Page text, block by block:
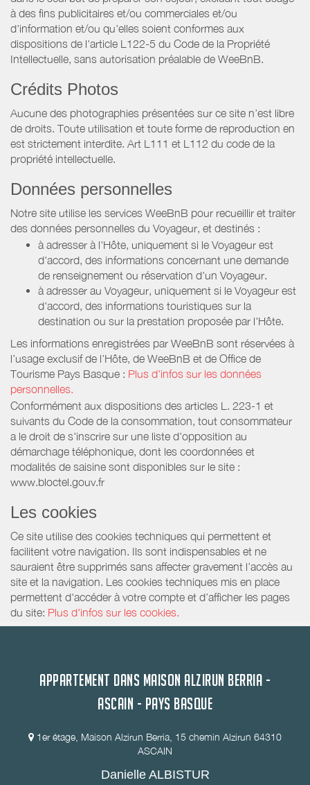
à des fins publicitaires et/ou commerciales et/ou
d'information et/ou qu'elles soient conformes aux
dispositions de l'article L122-5 du Code de la Propriété
Intellectuelle, sans autorisation préalable de WeeBnB.
Crédits Photos
Aucune des photographies présentées sur ce site n’est libre
de droits. Toute utilisation et toute forme de reproduction en
est strictement interdite. Art L111 et L112 du code de la
propriété intellectuelle.
Données personnelles
Notre site utilise les services WeeBnB pour recueillir et traiter
des données personnelles du Voyageur, et destinés :
à adresser à l'Hôte, uniquement si le Voyageur est
d'accord, des informations concernant une demande
de renseignement ou réservation d'un Voyageur.
à adresser au Voyageur, uniquement si le Voyageur est
d'accord, des informations touristiques sur la
destination ou sur la prestation proposée par l'Hôte.
Les informations enregistrées par WeeBnB sont réservées à
l’usage exclusif de l’Hôte, de WeeBnB et de Office de
Tourisme Pays Basque : Plus d'infos sur les données
personnelles.
Conformément aux dispositions des articles L. 223-1 et
suivants du Code de la consommation, tout consommateur
a le droit de s'inscrire sur une liste d'opposition au
démarchage téléphonique, dont les coordonnées et
modalités de saisine sont disponibles sur le site :
www.bloctel.gouv.fr
Les cookies
Ce site utilise des cookies techniques qui permettent et
facilitent votre navigation. Ils sont indispensables et ne
sauraient être supprimés sans affecter gravement l’accès au
site et la navigation. Les cookies techniques mis en place
permettent d'accéder à votre compte et d’afficher les pages
du site: Plus d'infos sur les cookies.
APPARTEMENT DANS MAISON ALZIRUN BERRIA -
ASCAIN - PAYS BASQUE
1er étage, Maison Alzirun Berria, 15 chemin Alzirun 64310
ASCAIN
Danielle ALBISTUR